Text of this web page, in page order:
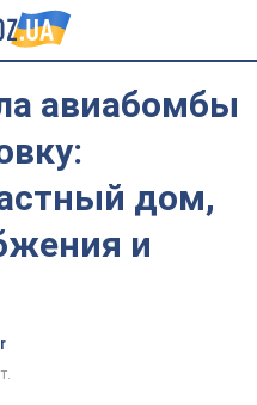
авиабомбы
дом,
и